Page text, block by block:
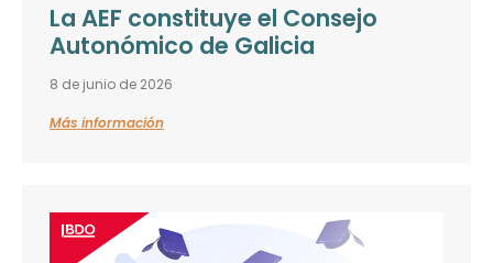
La AEF constituye el Consejo
Autonómico de Galicia
8 de junio de 2026
Más información